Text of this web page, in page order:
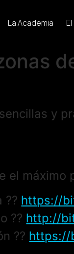
La Academia
y
el máximo
?? https://
?? http://
?? https://